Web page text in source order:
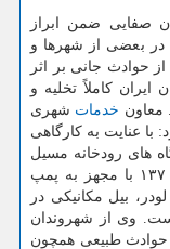
صفایی ضمن ابراز
در بعضی از شهرها و
حوادث جانی بر اثر
كاملاً تخلیه و
خدمات شهری
منطقه ۲۲ اشاره كرد: با عنایت به كارگاهی
های رودخانه مسیل
كن تاكید شد و همین طور تمامی خودروهای ۱۳۷ با مجهز به پمپ
بیل مكانیكی در
وی از شهروندان
حوادث طبیعی همچون